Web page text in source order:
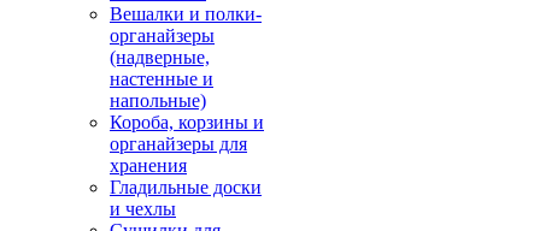
Вешалки и полки-
органайзеры
(надверные,
настенные и
напольные)
Короба, корзины и
органайзеры для
хранения
Гладильные доски
и чехлы